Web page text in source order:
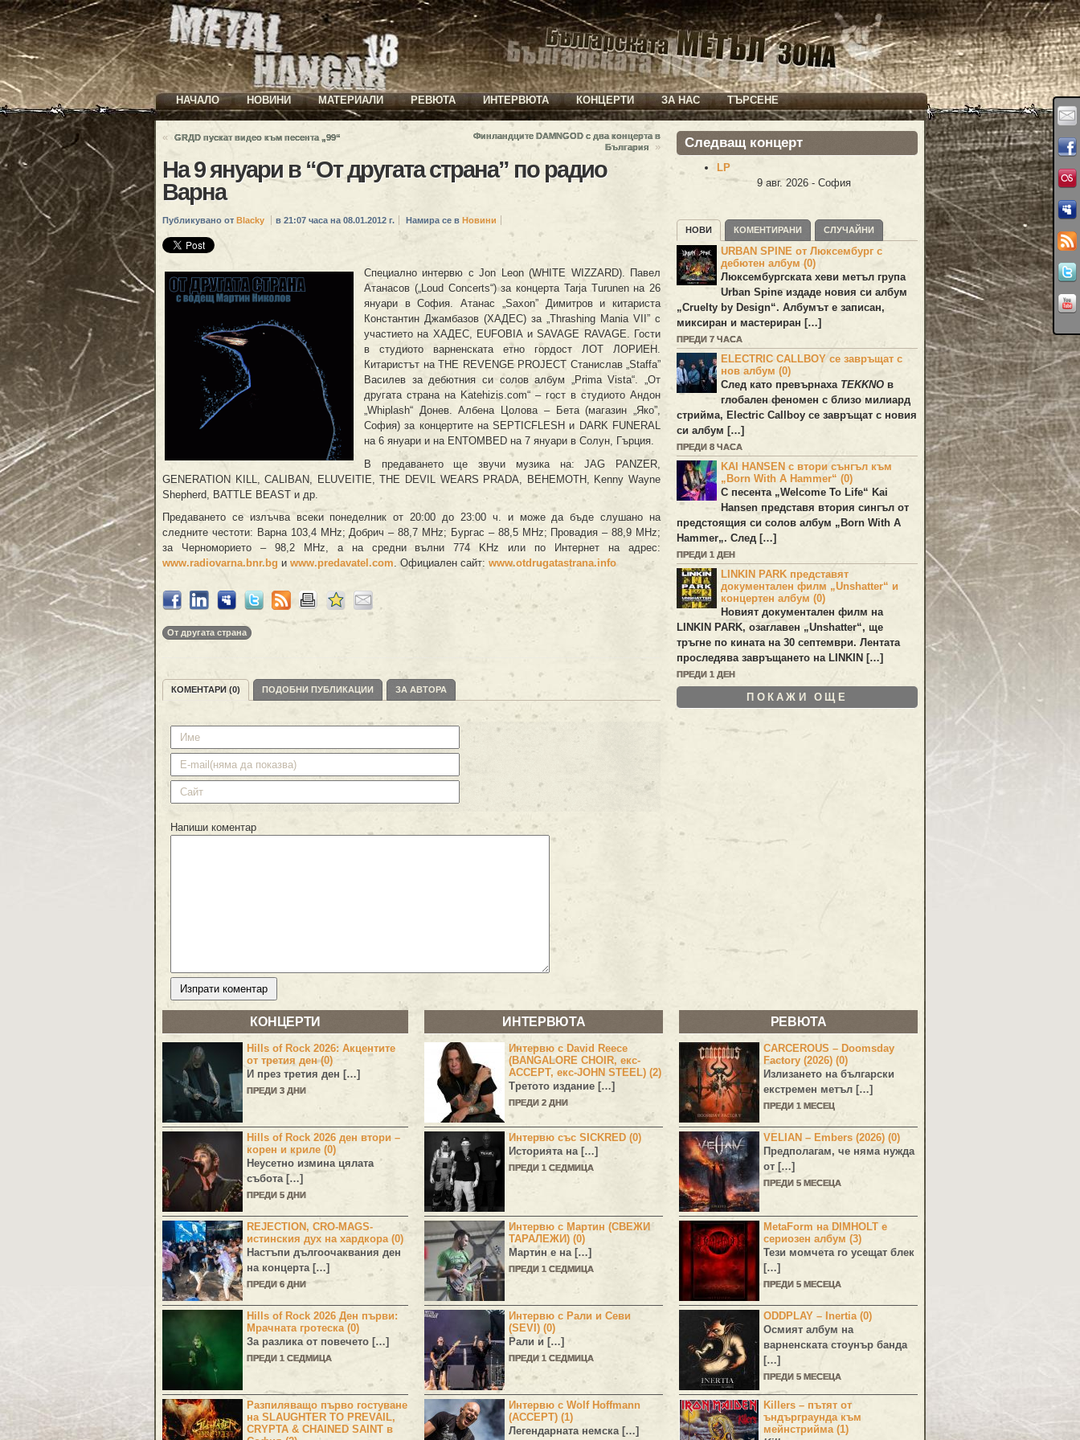
НАЧАЛО НОВИНИ МАТЕРИАЛИ РЕВЮТА ИНТЕРВЮТА КОНЦЕРТИ ЗА НАС ТЪРСЕНЕ
« GRДD пускат видео към песента „99“
Финландците DAMNGOD с два концерта в
България
»
На 9 януари в “От другата страна” по радио
Варна
Публикувано от Blacky в 21:07 часа на 08.01.2012 г. Намира се в Новини
Специално интервю с Jon Leon (WHITE WIZZARD). Павел
Атанасов („Loud Concerts“) за концерта Tarja Turunen на 26
януари в София. Атанас „Saxon” Димитров и китариста
Константин Джамбазов (ХАДЕС) за „Thrashing Mania VII” с
участието на ХАДЕС, EUFOBIA и SAVAGE RAVAGE. Гости
в студиото варненската етно гордост ЛОТ ЛОРИЕН.
Китаристът на THE REVENGE PROJECT Станислав „Staffa”
Василев за дебютния си солов албум „Prima Vista“. „От
другата страна на Katehizis.com“ – гост в студиото Андон
„Whiplash“ Донев. Албена Цолова – Бета (магазин „Яко”,
София) за концертите на SEPTICFLESH и DARK FUNERAL
на 6 януари и на ENTOMBED на 7 януари в Солун, Гърция.
В предаването ще звучи музика на: JAG PANZER,
GENERATION KILL, CALIBAN, ELUVEITIE, THE DEVIL WEARS PRADA, BEHEMOTH, Kenny Wayne
Shepherd, BATTLE BEAST и др.
Предаването се излъчва всеки понеделник от 20:00 до 23:00 ч. и може да бъде слушано на
следните честоти: Варна 103,4 MHz; Добрич – 88,7 MHz; Бургас – 88,5 MHz; Провадия – 88,9 MHz;
за Черноморието – 98,2 MHz, а на средни вълни 774 KHz или по Интернет на адрес:
www.radiovarna.bnr.bg и www.predavatel.com. Официален сайт: www.otdrugatastrana.info
От другата страна
КОМЕНТАРИ (0) ПОДОБНИ ПУБЛИКАЦИИ ЗА АВТОРА
Напиши коментар
Следващ концерт
LP
9 авг. 2026 - София
НОВИ КОМЕНТИРАНИ СЛУЧАЙНИ
URBAN SPINE от Люксембург с
дебютен албум (0)
Люксембургската хеви метъл група
Urban Spineиздаде новия си албум
„Cruelty by Design“. Албумът е записан,
миксиран и мастериран […]
ПРЕДИ 7 ЧАСА
ELECTRIC CALLBOY се завръщат с
нов албум (0)
След като превърнаха TEKKNO в
глобален феномен с близо милиард
стрийма, Electric Callboy се завръщат с новия
си албум […]
ПРЕДИ 8 ЧАСА
KAI HANSEN с втори сънгъл към
„Born With A Hammer“ (0)
С песента „Welcome To Life“ Kai
Hansen представя втория сингъл от
предстоящия си солов албум „ Born With A
Hammer„. След […]
ПРЕДИ 1 ДЕН
LINKIN PARK представят
документален филм „Unshatter“ и
концертен албум (0)
Новият документален филм на
LINKIN PARK, озаглавен „Unshatter“, ще
тръгне по кината на 30 септември. Лентата
проследява завръщането наLINKIN […]
ПРЕДИ 1 ДЕН
ПОКАЖИ ОЩЕ
КОНЦЕРТИ
Hills of Rock 2026: Акцентите
от третия ден (0)
И през третия ден […]
ПРЕДИ 3 ДНИ
Hills of Rock 2026 ден втори –
корен и криле (0)
Неусетно измина цялата
събота […]
ПРЕДИ 5 ДНИ
REJECTION, CRO-MAGS-
истинския дух на хардкора (0)
Настъпи дългоочаквания ден
на концерта […]
ПРЕДИ 6 ДНИ
Hills of Rock 2026 Ден първи:
Мрачната гротеска (0)
За разлика от повечето […]
ПРЕДИ 1 СЕДМИЦА
Разпиляващо първо гостуване
на SLAUGHTER TO PREVAIL,
CRYPTA & CHAINED SAINT в
ИНТЕРВЮТА
Интервю с David Reece
(BANGALORE CHOIR, екс-
ACCEPT, екс-JOHN STEEL) (2)
Третото издание […]
ПРЕДИ 2 ДНИ
Интервю със SICKRED (0)
Историята на […]
ПРЕДИ 1 СЕДМИЦА
Интервю с Мартин (СВЕЖИ
ТАРАЛЕЖИ) (0)
Мартин е на […]
ПРЕДИ 1 СЕДМИЦА
Интервю с Рали и Севи
(SEVI) (0)
Рали и […]
ПРЕДИ 1 СЕДМИЦА
Интервю с Wolf Hoffmann
(ACCEPT) (1)
Легендарната немска […]
РЕВЮТА
CARCEROUS – Doomsday
Factory (2026) (0)
Излизането на български
екстремен метъл […]
ПРЕДИ 1 МЕСЕЦ
VELIAN – Embers (2026) (0)
Предполагам, че няма нужда
от […]
ПРЕДИ 5 МЕСЕЦА
MetaForm на DIMHOLT е
сериозен албум (3)
Тези момчета го усещат блек
[…]
ПРЕДИ 5 МЕСЕЦА
ODDPLAY – Inertia (0)
Осмият албум на
варненската стоунър банда
[…]
ПРЕДИ 5 МЕСЕЦА
Killers – пътят от
ъндърграунда към
мейнстрийма (1)